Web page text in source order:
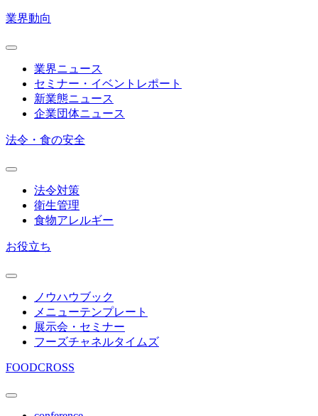
業界動向
業界ニュース
セミナー・イベントレポート
新業態ニュース
企業団体ニュース
法令・食の安全
法令対策
衛生管理
食物アレルギー
お役立ち
ノウハウブック
メニューテンプレート
展示会・セミナー
フーズチャネルタイムズ
FOODCROSS